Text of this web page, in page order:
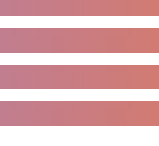
Wenn es nicht funktioniert, kontaktiere
Nutzung solltest du die Erlaubnis des